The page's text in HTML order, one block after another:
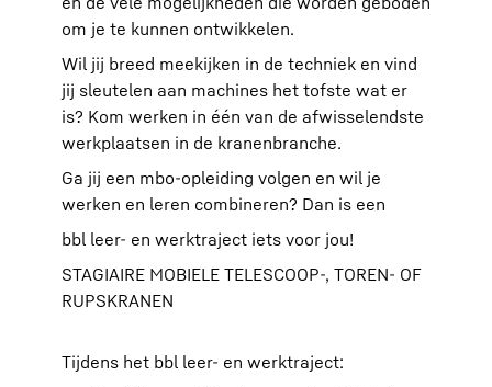
om je te kunnen ontwikkelen.
Wil jij breed meekijken in de techniek en vind
jij sleutelen aan machines het tofste wat er
is? Kom werken in één van de afwisselendste
werkplaatsen in de kranenbranche.
Ga jij een mbo-opleiding volgen en wil je
werken en leren combineren? Dan is een
bbl leer- en werktraject iets voor jou!
STAGIAIRE MOBIELE TELESCOOP-, TOREN- OF
RUPSKRANEN
Tijdens het bbl leer- en werktraject: